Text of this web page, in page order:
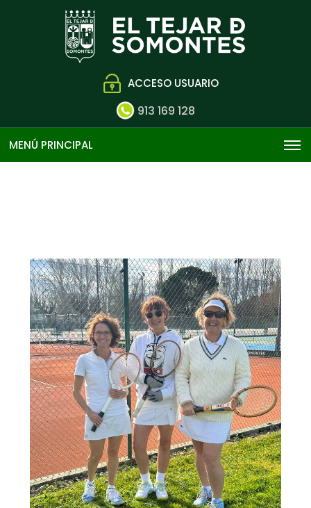
ACCESO USUARIO
913 169 128
MENÚ PRINCIPAL